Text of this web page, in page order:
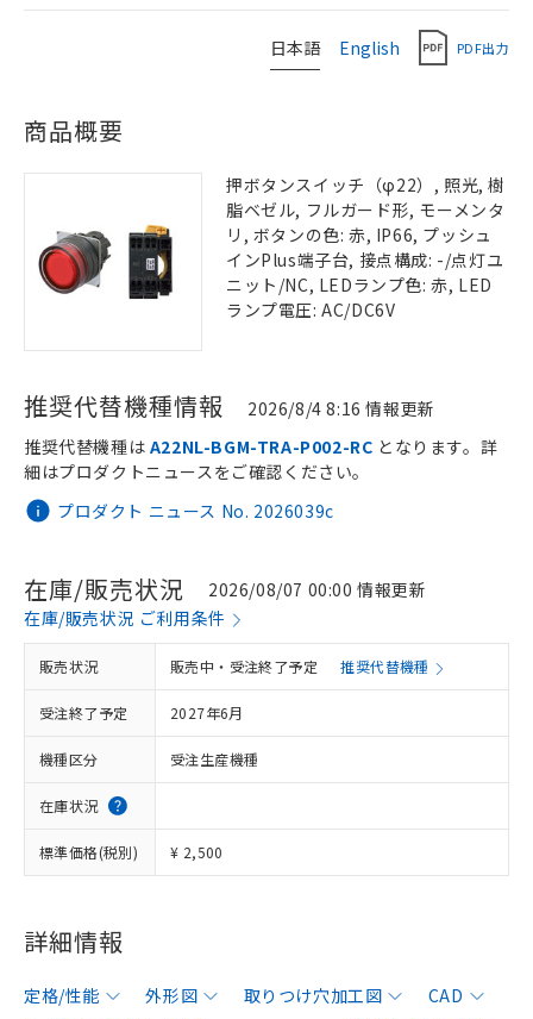
日本語 English PDF出力
商品概要
押ボタンスイッチ（φ22）, 照光, 樹
脂ベゼル, フルガード形, モーメンタ
リ, ボタンの色: 赤, IP66, プッシュ
インPlus端子台, 接点構成: -/点灯ユ
ニット/NC, LEDランプ色: 赤, LED
ランプ電圧: AC/DC6V
推奨代替機種情報 2026/8/4 8:16 情報更新
プロダクト ニュース No. 2026039c
推奨代替機種は A22NL-BGM-TRA-P002-RC となります。詳
細はプロダクトニュースをご確認ください。
在庫/販売状況
2026/08/07 00:00 情報更新
在庫/販売状況 ご利用条件
販売状況 販売中・受注終了予定 推奨代替機種
受注終了予定 2027年6月
機種区分 受注生産機種
在庫状況
標準価格(税別) ¥ 2,500
詳細情報
定格/性能 外形図 取りつけ穴加工図
CAD